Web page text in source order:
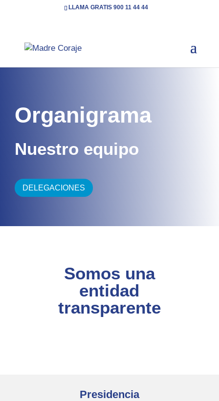
LLAMA GRATIS 900 11 44 44
Inicio 5 Conócenos
Organigrama
Nuestro equipo
DELEGACIONES
Somos una
entidad
transparente
Presidencia